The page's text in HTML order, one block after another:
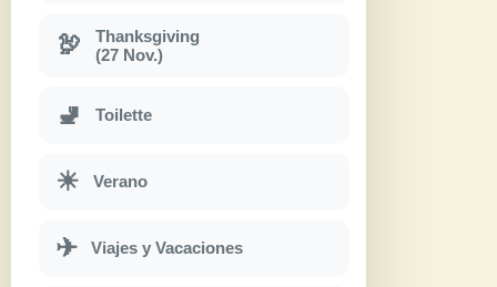
🦃
Thanksgiving
(27 Nov.)
🚽 Toilette
☀ Verano
✈ Viajes y Vacaciones